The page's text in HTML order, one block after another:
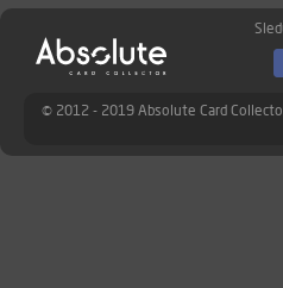
© 2012 - 2019 Absolute Card